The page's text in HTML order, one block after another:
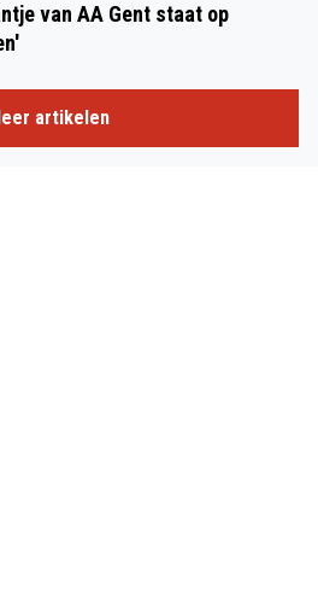
van AA Gent staat op
artikelen